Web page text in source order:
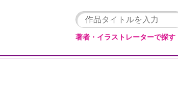
著者・イラストレーターで探す